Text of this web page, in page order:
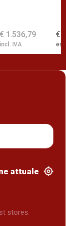
€
€ 1.536,79
incl. IVA
attuale
stores.